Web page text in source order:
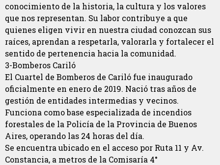
conocimiento de la historia, la cultura y los valores
que nos representan. Su labor contribuye a que
quienes eligen vivir en nuestra ciudad conozcan sus
raíces, aprendan a respetarla, valorarla y fortalecer el
sentido de pertenencia hacia la comunidad.
3-Bomberos Cariló
El Cuartel de Bomberos de Cariló fue inaugurado
oficialmente en enero de 2019. Nació tras años de
gestión de entidades intermedias y vecinos.
Funciona como base especializada de incendios
forestales de la Policía de la Provincia de Buenos
Aires, operando las 24 horas del día.
Se encuentra ubicado en el acceso por Ruta 11 y Av.
Constancia, a metros de la Comisaría 4°